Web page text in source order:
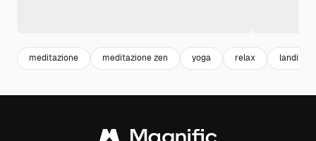
meditazione meditazione zen yoga relax landing